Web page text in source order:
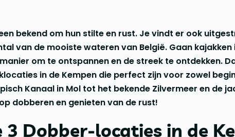
bekend om hun stilte en rust. Je vindt er ook
van de mooiste wateren van België. Gaan kajakken
om te ontspannen en de streek te ontdekken.
in de Kempen die perfect zijn voor zowel
Kanaal in Mol tot het bekende Zilvermeer en de
dobberen en genieten van de rust!
3 Dobber-locaties in de